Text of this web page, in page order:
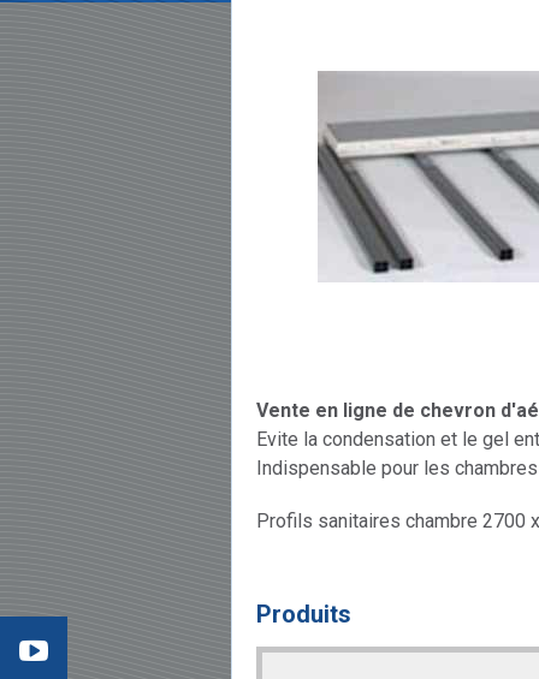
Vente en ligne de chevron
Evite la condensation et le gel
Indispensable pour les
Profils sanitaires chambre 2700
Produits